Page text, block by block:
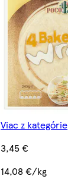
Viac z kategórie
3,45 €
14,08 €/kg